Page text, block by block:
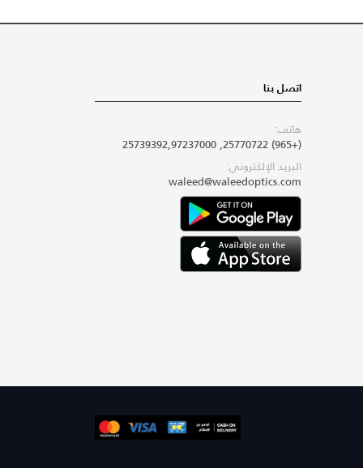
اتصل بنا
هاتف:
(+965) 25770722, 25739392,97237000
البريد الإلكتروني:
waleed@waleedoptics.com